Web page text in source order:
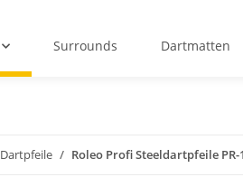
Surrounds Dartmatten
Dartpfeile Roleo Profi Steeldartpfeile PR-